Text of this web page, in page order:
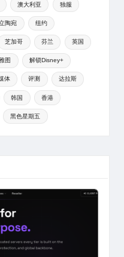
澳大利亚 独服
陶宛 纽约
芝加哥 芬兰 英国
图 解锁Disney+
体 评测 达拉斯
韩国 香港
黑色星期五